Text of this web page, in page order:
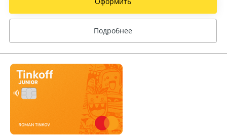
Подробнее